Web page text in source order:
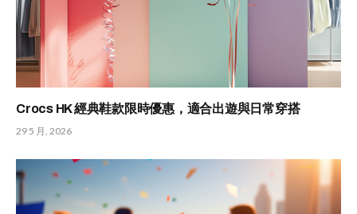
Crocs HK 經典鞋款限時優惠，適合出遊與日常穿搭
29 5 月, 2026